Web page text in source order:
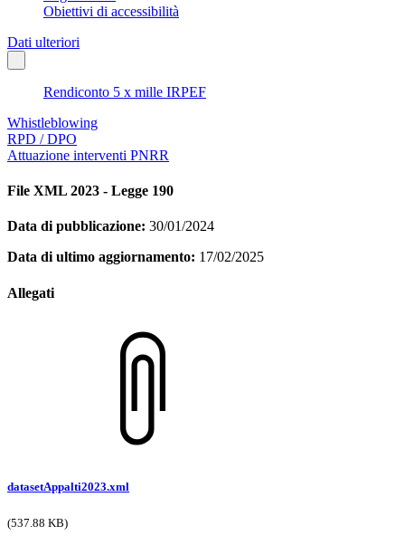
Obiettivi di accessibilità
Dati ulteriori
Rendiconto 5 x mille IRPEF
Whistleblowing
RPD / DPO
Attuazione interventi PNRR
File XML 2023 - Legge 190
Data di pubblicazione: 30/01/2024
Data di ultimo aggiornamento: 17/02/2025
Allegati
datasetAppalti2023.xml
(537.88 KB)